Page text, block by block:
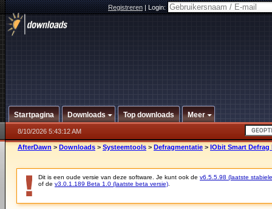
Registreren|Login:
Startpagina Downloads Top downloads Meer
8/10/2026 5:43:12 AM
AfterDawn > Downloads > Systeemtools > Defragmentatie > IObit Smart Defrag
Dit is een oude versie van deze software. Je kunt ook de v6.5.5.98 (laatste
of de v3.0.1.189 Beta 1.0 (laatste beta versie)